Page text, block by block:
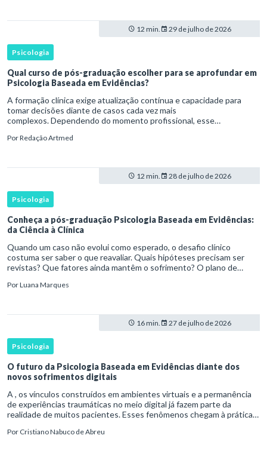
12 min. 29 de julho de 2026
Psicologia
Qual curso de pós-graduação escolher para se aprofundar em
Psicologia Baseada em Evidências?
A formação clínica exige atualização contínua e capacidade para
tomar decisões diante de casos cada vez mais
complexos. Dependendo do momento profissional, esse
aprofundamento em ou a especializaçã
PorRedação Artmed
12 min. 28 de julho de 2026
Psicologia
Conheça a pós-graduação Psicologia Baseada em Evidências:
da Ciência à Clínica
Quando um caso não evolui como esperado, o desafio clínico
costuma ser saber o que reavaliar. Quais hipóteses precisam ser
revistas? Que fatores ainda mantêm o sofrimento? O plano de
necessidades d
PorLuana Marques
16 min. 27 de julho de 2026
Psicologia
O futuro da Psicologia Baseada em Evidências diante dos
novos sofrimentos digitais
A , os vínculos construídos em ambientes virtuais e a permanência
de experiências traumáticas no meio digital já fazem parte da
realidade de muitos pacientes. Esses fenômenos chegam à prática
Por Cristiano Nabuco de Abreu